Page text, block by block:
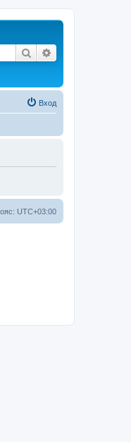
Поиск
Вход
UTC+03:00